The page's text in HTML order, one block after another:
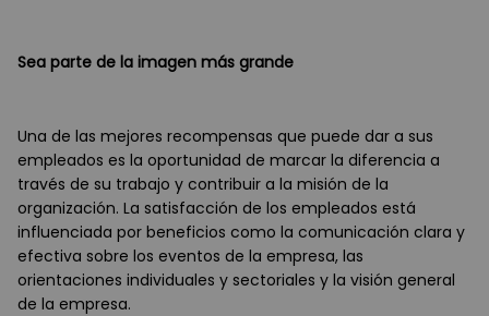
Sea parte de la imagen más grande
Una de las mejores recompensas que puede dar a sus
empleados es la oportunidad de marcar la diferencia a
través de su trabajo y contribuir a la misión de la
organización. La satisfacción de los empleados está
influenciada por beneficios como la comunicación clara y
efectiva sobre los eventos de la empresa, las
orientaciones individuales y sectoriales y la visión general
de la empresa.